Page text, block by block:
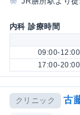
内科 診療時間
09:00-12:00
17:00-20:00
クリニック 古